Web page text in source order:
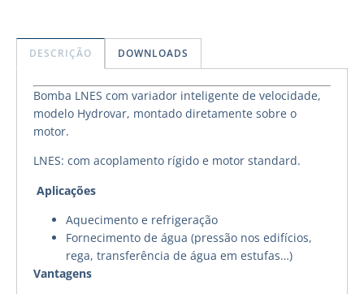
DESCRIÇÃO DOWNLOADS
Bomba LNES com variador inteligente de velocidade,
modelo Hydrovar, montado diretamente sobre o
motor.
LNES: com acoplamento rígido e motor standard.
Aplicações
Aquecimento e refrigeração
Fornecimento de água (pressão nos edifícios,
rega, transferência de água em estufas…)
Vantagens